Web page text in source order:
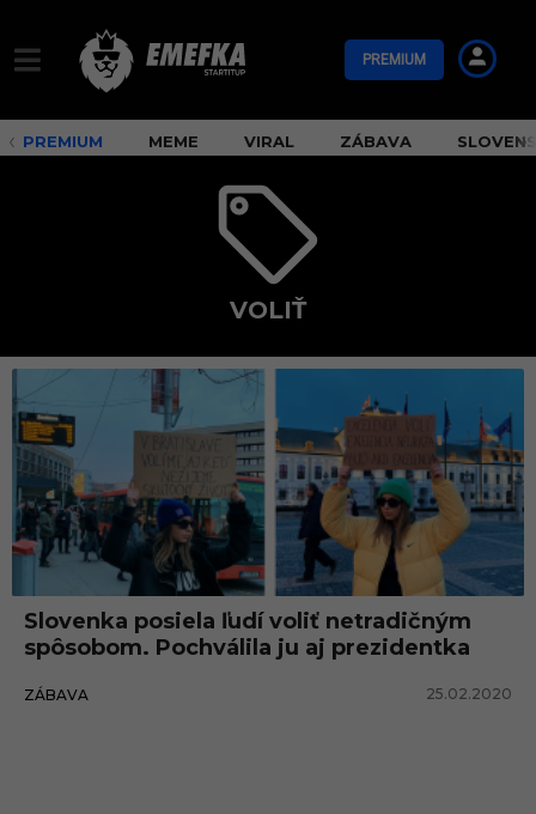
PREMIUM
PREMIUM MEME VIRAL ZÁBAVA
VOLIŤ
o
l
i
ť
Slovenka posiela ľudí voliť netradičným
spôsobom. Pochválila ju aj prezidentka
ZÁBAVA 25.02.2020